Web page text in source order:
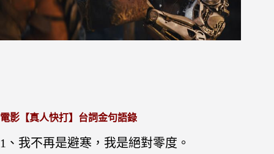
電影【真人快打】台詞金句語錄
1、我不再是避寒，我是絕對零度。